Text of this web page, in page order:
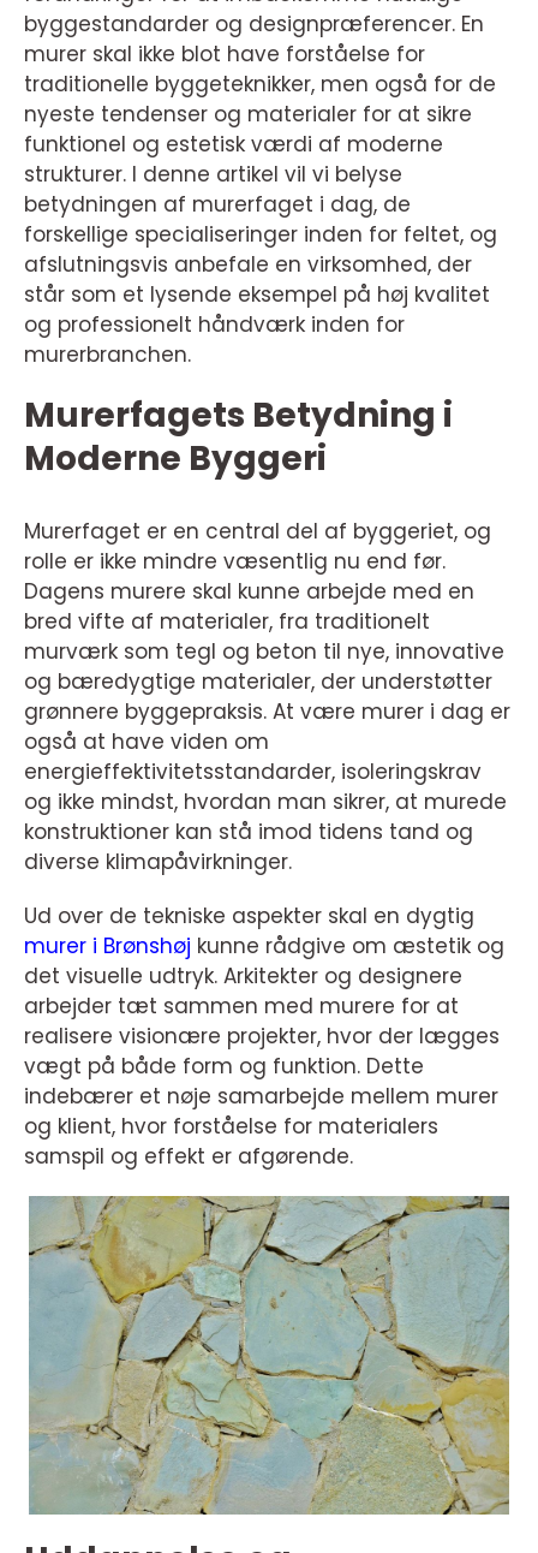
byggestandarder og designpræferencer. En
murer skal ikke blot have forståelse for
traditionelle byggeteknikker, men også for de
nyeste tendenser og materialer for at sikre
funktionel og estetisk værdi af moderne
strukturer. I denne artikel vil vi belyse
betydningen af murerfaget i dag, de
forskellige specialiseringer inden for feltet, og
afslutningsvis anbefale en virksomhed, der
står som et lysende eksempel på høj kvalitet
og professionelt håndværk inden for
murerbranchen.
Murerfagets Betydning i
Moderne Byggeri
Murerfaget er en central del af byggeriet, og
rolle er ikke mindre væsentlig nu end før.
Dagens murere skal kunne arbejde med en
bred vifte af materialer, fra traditionelt
murværk som tegl og beton til nye, innovative
og bæredygtige materialer, der understøtter
grønnere byggepraksis. At være murer i dag er
også at have viden om
energieffektivitetsstandarder, isoleringskrav
og ikke mindst, hvordan man sikrer, at murede
konstruktioner kan stå imod tidens tand og
diverse klimapåvirkninger.
Ud over de tekniske aspekter skal en dygtig
murer i Brønshøj kunne rådgive om æstetik og
det visuelle udtryk. Arkitekter og designere
arbejder tæt sammen med murere for at
realisere visionære projekter, hvor der lægges
vægt på både form og funktion. Dette
indebærer et nøje samarbejde mellem murer
og klient, hvor forståelse for materialers
samspil og effekt er afgørende.